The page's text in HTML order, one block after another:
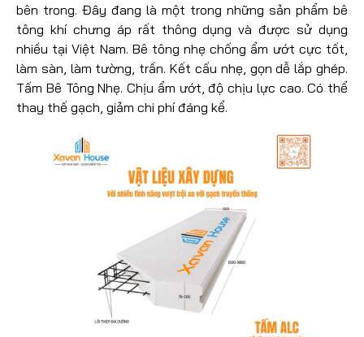
bên trong. Đây đang là một trong những sản phẩm bê
tông khí chưng áp rất thông dụng và được sử dụng
nhiều tại Việt Nam. Bê tông nhẹ chống ẩm ướt cực tốt,
làm sàn, làm tường, trần. Kết cấu nhẹ, gọn dễ lắp ghép.
Tấm Bê Tông Nhẹ. Chịu ẩm ướt, độ chịu lực cao. Có thể
thay thế gạch, giảm chi phí đáng kể.